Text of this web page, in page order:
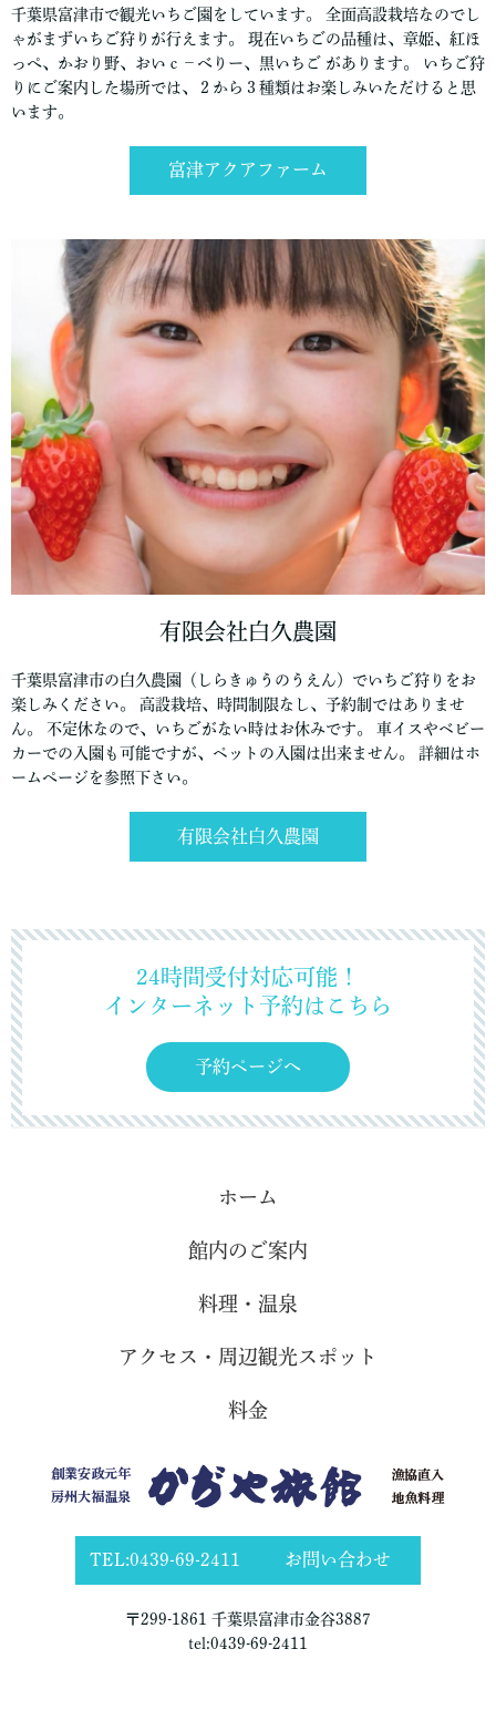
千葉県富津市で観光いちご園をしています。 全面高設栽培なのでし
ゃがまずいちご狩りが行えます。 現在いちごの品種は、章姫、紅ほ
っぺ、かおり野、おいｃ－べりー、黒いちご があります。 いちご狩
りにご案内した場所では、２から３種類はお楽しみいただけると思
います。
富津アクアファーム
有限会社白久農園
千葉県富津市の白久農園（しらきゅうのうえん）でいちご狩りをお
楽しみください。 高設栽培、時間制限なし、予約制ではありませ
ん。 不定休なので、いちごがない時はお休みです。 車イスやベビー
カーでの入園も可能ですが、ペットの入園は出来ません。 詳細はホ
ームぺージを参照下さい。
有限会社白久農園
24時間受付対応可能！
インターネット予約はこちら
予約ページへ
ホーム
館内のご案内
料理・温泉
アクセス・周辺観光スポット
料金
TEL:0439-69-2411 お問い合わせ
〒299-1861 千葉県富津市金谷3887
tel:0439-69-2411